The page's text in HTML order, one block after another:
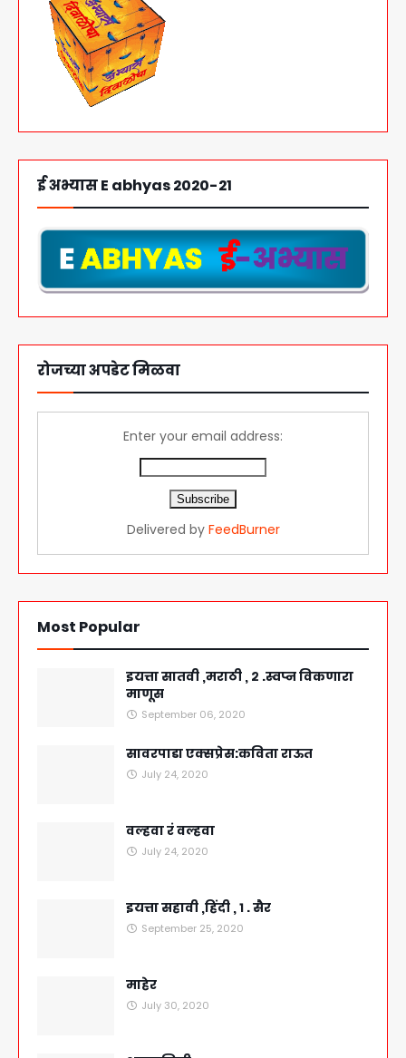
ई अभ्यास E abhyas 2020-21
रोजच्या अपडेट मिळवा
Enter your email address:
Delivered by FeedBurner
Most Popular
इयत्ता सातवी ,मराठी , २ .स्वप्न विकणारा
माणूस
September 06, 2020
सावरपाडा एक्सप्रेस:कविता राऊत
July 24, 2020
वल्हवा रं वल्हवा
July 24, 2020
इयत्ता सहावी ,हिंदी , १ . सैर
September 25, 2020
माहेर
July 30, 2020